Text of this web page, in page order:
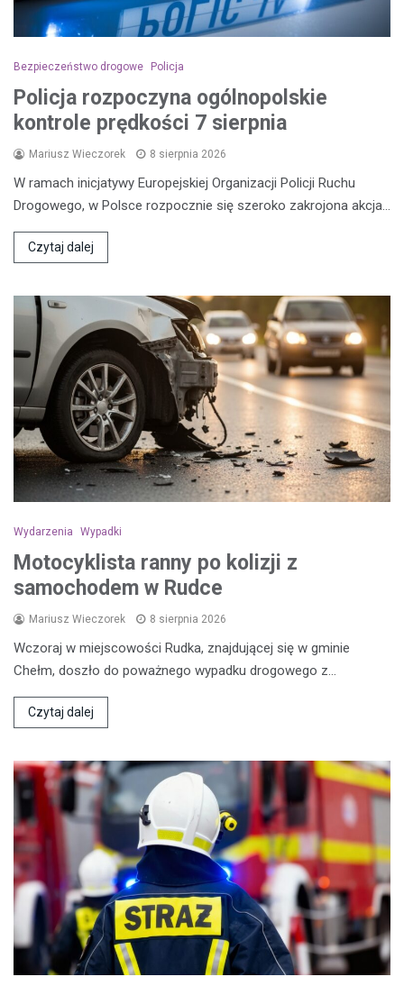
Bezpieczeństwo drogowe Policja
Policja rozpoczyna ogólnopolskie
kontrole prędkości 7 sierpnia
Mariusz Wieczorek 8 sierpnia 2026
W ramach inicjatywy Europejskiej Organizacji Policji Ruchu
Drogowego, w Polsce rozpocznie się szeroko zakrojona akcja…
Czytaj dalej
Wydarzenia Wypadki
Motocyklista ranny po kolizji z
samochodem w Rudce
Mariusz Wieczorek 8 sierpnia 2026
Wczoraj w miejscowości Rudka, znajdującej się w gminie
Chełm, doszło do poważnego wypadku drogowego z…
Czytaj dalej